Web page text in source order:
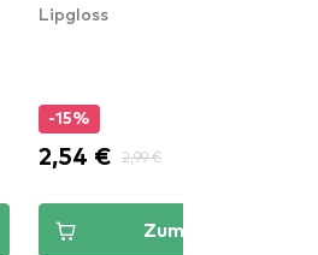
Lipgloss
-15%
2,54 € 2,99 €
Zum Korb